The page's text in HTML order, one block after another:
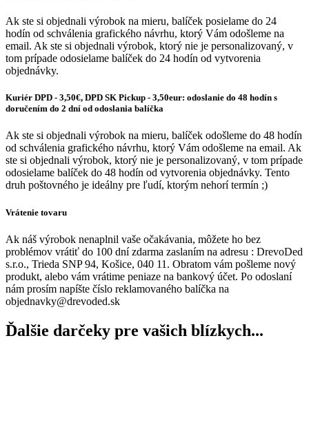
Ak ste si objednali výrobok na mieru, balíček posielame do 24
hodín od schválenia grafického návrhu, ktorý Vám odošleme na
email. Ak ste si objednali výrobok, ktorý nie je personalizovaný, v
tom prípade odosielame balíček do 24 hodín od vytvorenia
objednávky.
Kuriér DPD - 3,50€, DPD SK Pickup - 3,50eur: odoslanie do 48 hodín s
doručením do 2 dní od odoslania balíčka
Ak ste si objednali výrobok na mieru, balíček odošleme do 48 hodín
od schválenia grafického návrhu, ktorý Vám odošleme na email. Ak
ste si objednali výrobok, ktorý nie je personalizovaný, v tom prípade
odosielame balíček do 48 hodín od vytvorenia objednávky. Tento
druh poštovného je ideálny pre ľudí, ktorým nehorí termín ;)
Vrátenie tovaru
Ak náš výrobok nenaplnil vaše očakávania, môžete ho bez
problémov vrátiť do 100 dní zdarma zaslaním na adresu : DrevoDed
s.r.o., Trieda SNP 94, Košice, 040 11. Obratom vám pošleme nový
produkt, alebo vám vrátime peniaze na bankový účet. Po odoslaní
nám prosím napíšte číslo reklamovaného balíčka na
objednavky@drevoded.sk
Ďalšie darčeky pre vašich blízkych...